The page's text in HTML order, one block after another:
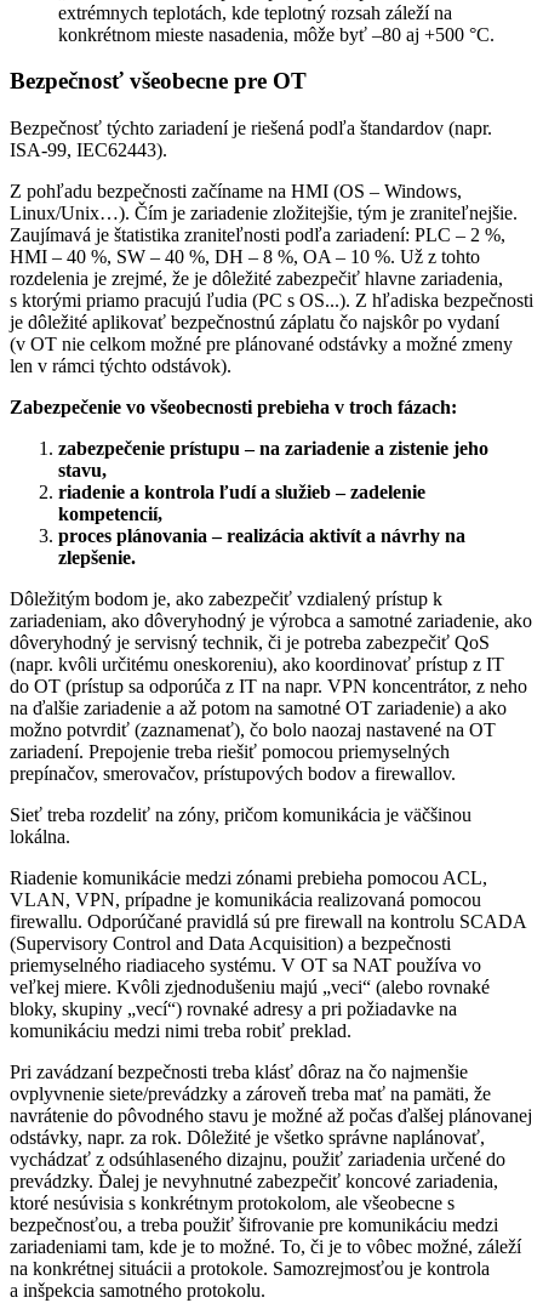
extrémnych teplotách, kde teplotný rozsah záleží na
konkrétnom mieste nasadenia, môže byť –80 aj +500 °C.
Bezpečnosť všeobecne pre OT
Bezpečnosť týchto zariadení je riešená podľa štandardov (napr.
ISA-99, IEC62443).
Z pohľadu bezpečnosti začíname na HMI (OS – Windows,
Linux/Unix…). Čím je zariadenie zložitejšie, tým je zraniteľnejšie.
Zaujímavá je štatistika zraniteľnosti podľa zariadení: PLC – 2 %,
HMI – 40 %, SW – 40 %, DH – 8 %, OA – 10 %. Už z tohto
rozdelenia je zrejmé, že je dôležité zabezpečiť hlavne zariadenia,
s ktorými priamo pracujú ľudia (PC s OS...). Z hľadiska bezpečnosti
je dôležité aplikovať bezpečnostnú záplatu čo najskôr po vydaní
(v OT nie celkom možné pre plánované odstávky a možné zmeny
len v rámci týchto odstávok).
Zabezpečenie vo všeobecnosti prebieha v troch fázach:
zabezpečenie prístupu – na zariadenie a zistenie jeho
stavu,
riadenie a kontrola ľudí a služieb – zadelenie
kompetencií,
proces plánovania – realizácia aktivít a návrhy na
zlepšenie.
Dôležitým bodom je, ako zabezpečiť vzdialený prístup k
zariadeniam, ako dôveryhodný je výrobca a samotné zariadenie, ako
dôveryhodný je servisný technik, či je potreba zabezpečiť QoS
(napr. kvôli určitému oneskoreniu), ako koordinovať prístup z IT
do OT (prístup sa odporúča z IT na napr. VPN koncentrátor, z neho
na ďalšie zariadenie a až potom na samotné OT zariadenie) a ako
možno potvrdiť (zaznamenať), čo bolo naozaj nastavené na OT
zariadení. Prepojenie treba riešiť pomocou priemyselných
prepínačov, smerovačov, prístupových bodov a firewallov.
Sieť treba rozdeliť na zóny, pričom komunikácia je väčšinou
lokálna.
Riadenie komunikácie medzi zónami prebieha pomocou ACL,
VLAN, VPN, prípadne je komunikácia realizovaná pomocou
firewallu. Odporúčané pravidlá sú pre firewall na kontrolu SCADA
(Supervisory Control and Data Acquisition) a bezpečnosti
priemyselného riadiaceho systému. V OT sa NAT používa vo
veľkej miere. Kvôli zjednodušeniu majú „veci“ (alebo rovnaké
bloky, skupiny „vecí“) rovnaké adresy a pri požiadavke na
komunikáciu medzi nimi treba robiť preklad.
Pri zavádzaní bezpečnosti treba klásť dôraz na čo najmenšie
ovplyvnenie siete/prevádzky a zároveň treba mať na pamäti, že
navrátenie do pôvodného stavu je možné až počas ďalšej plánovanej
odstávky, napr. za rok. Dôležité je všetko správne naplánovať,
vychádzať z odsúhlaseného dizajnu, použiť zariadenia určené do
prevádzky. Ďalej je nevyhnutné zabezpečiť koncové zariadenia,
ktoré nesúvisia s konkrétnym protokolom, ale všeobecne s
bezpečnosťou, a treba použiť šifrovanie pre komunikáciu medzi
zariadeniami tam, kde je to možné. To, či je to vôbec možné, záleží
na konkrétnej situácii a protokole. Samozrejmosťou je kontrola
a inšpekcia samotného protokolu.